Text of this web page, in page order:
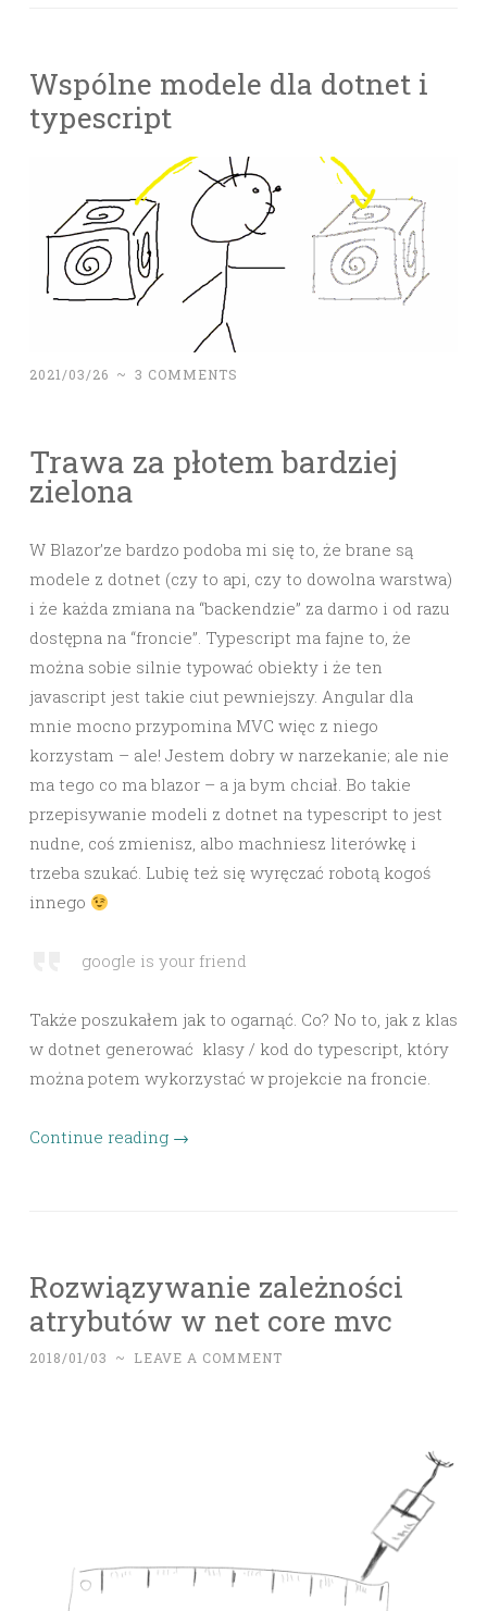
Wspólne modele dla dotnet i
typescript
2021/03/26 ~ 3 COMMENTS
Trawa za płotem bardziej
zielona
W Blazor’ze bardzo podoba mi się to, że brane są
modele z dotnet (czy to api, czy to dowolna warstwa)
i że każda zmiana na “backendzie” za darmo i od razu
dostępna na “froncie”. Typescript ma fajne to, że
można sobie silnie typować obiekty i że ten
javascript jest takie ciut pewniejszy. Angular dla
mnie mocno przypomina MVC więc z niego
korzystam – ale! Jestem dobry w narzekanie; ale nie
ma tego co ma blazor – a ja bym chciał. Bo takie
przepisywanie modeli z dotnet na typescript to jest
nudne, coś zmienisz, albo machniesz literówkę i
trzeba szukać. Lubię też się wyręczać robotą kogoś
innego
google is your friend
Także poszukałem jak to ogarnąć. Co? No to, jak z klas
w dotnet generować klasy / kod do typescript, który
można potem wykorzystać w projekcie na froncie.
Continue reading →
Rozwiązywanie zależności
atrybutów w net core mvc
2018/01/03 ~ LEAVE A COMMENT